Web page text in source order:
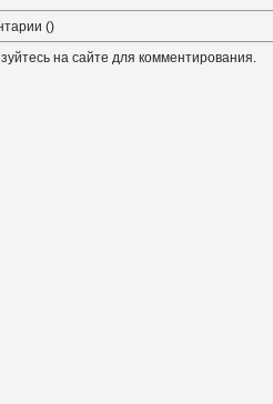
()
на сайте для комментирования.